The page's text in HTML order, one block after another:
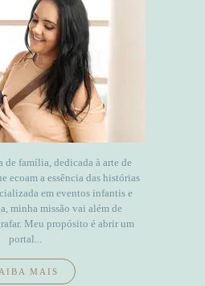
de família, dedicada à arte de
ecoam a essência das histórias
em eventos infantis e
minha missão vai além de
Meu propósito é abrir um
portal...
MAIS